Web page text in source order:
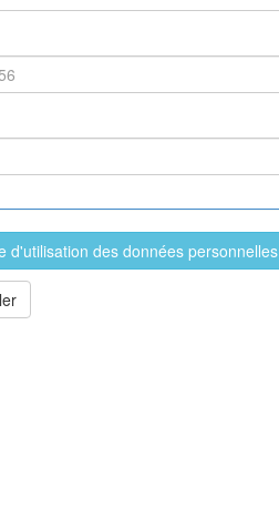
d'utilisation des données personnelles